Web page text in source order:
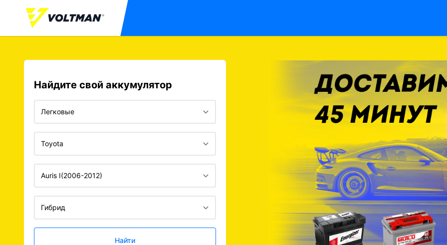
Найдите свой аккумулятор
Найти